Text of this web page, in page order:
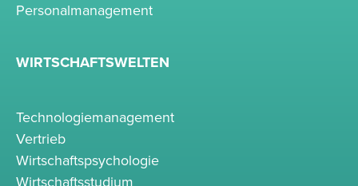
Personalmanagement
WIRTSCHAFTSWELTEN
Technologiemanagement
Vertrieb
Wirtschaftspsychologie
Wirtschaftsstudium